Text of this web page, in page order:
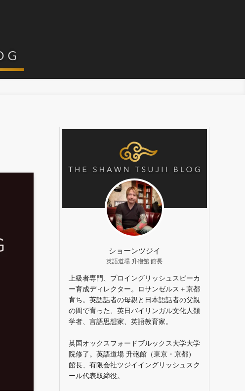
ショーンツジイ
英語道場 升砲館 館長
上級者専門、プロイングリッシュスピーカ
ー育成ディレクター。ロサンゼルス＋京都
育ち。英語話者の母親と日本語話者の父親
の間で育った、英日バイリンガル文化人類
学者、言語思想家、英語教育家。
英国オックスフォードブルックス大学大学
院修了。英語道場 升砲館（東京・京都）
館長、有限会社ツジイイングリッシュスク
ール代表取締役。